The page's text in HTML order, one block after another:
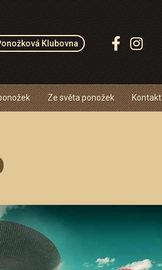
Klubovna
Sledujte
Ze světa ponožek Kontakt